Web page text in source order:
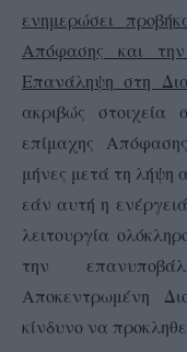
ενημερώσει
Απόφασης και
Επανάληψη στη
ακριβώς
επίμαχης
μήνες μετά τη λήψη
εάν αυτή η
λειτουργία
την
Αποκεντρωμένη
κίνδυνο να